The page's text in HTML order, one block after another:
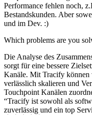
Performance fehlen noch,
Bestandskunden. Aber
und im Dev. :)
Which problems are you
Die Analyse des
sorgt für eine bessere
Kanäle. Mit Tracify können
verlässlich skalieren und
Touchpoint Kanälen
“Tracify ist sowohl als
zuverlässig und ein top